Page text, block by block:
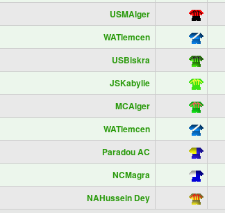
USMAlger
WATlemcen
USBiskra
JSKabylie
MCAlger
WATlemcen
Paradou AC
NCMagra
NAHussein Dey